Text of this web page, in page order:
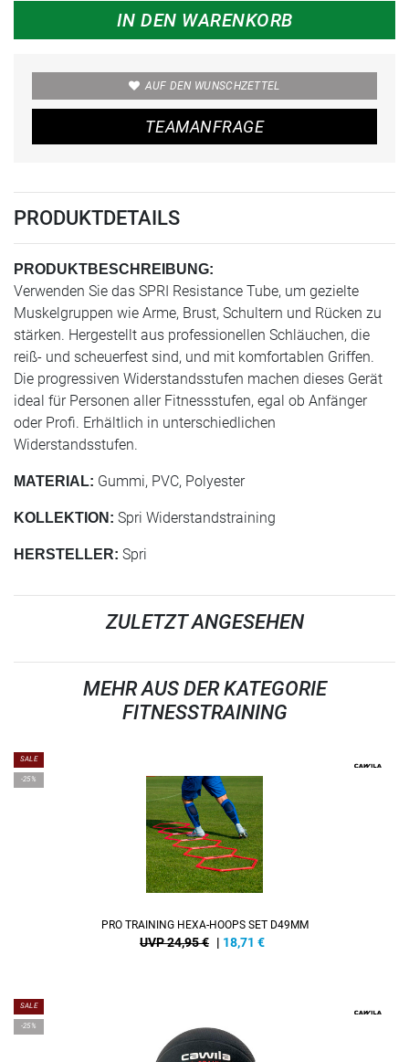
IN DEN WARENKORB
AUF DEN WUNSCHZETTEL
TEAMANFRAGE
PRODUKTDETAILS
PRODUKTBESCHREIBUNG:
Verwenden Sie das SPRI Resistance Tube, um gezielte
Muskelgruppen wie Arme, Brust, Schultern und Rücken zu
stärken. Hergestellt aus professionellen Schläuchen, die
reiß- und scheuerfest sind, und mit komfortablen Griffen.
Die progressiven Widerstandsstufen machen dieses Gerät
ideal für Personen aller Fitnessstufen, egal ob Anfänger
oder Profi. Erhältlich in unterschiedlichen
Widerstandsstufen.
MATERIAL: Gummi, PVC, Polyester
KOLLEKTION: Spri Widerstandstraining
HERSTELLER: Spri
ZULETZT ANGESEHEN
MEHR AUS DER KATEGORIE
FITNESSTRAINING
SALE
-25%
PRO TRAINING HEXA-HOOPS SET D49MM
UVP 24,95 € | 18,71 €
SALE
-25%